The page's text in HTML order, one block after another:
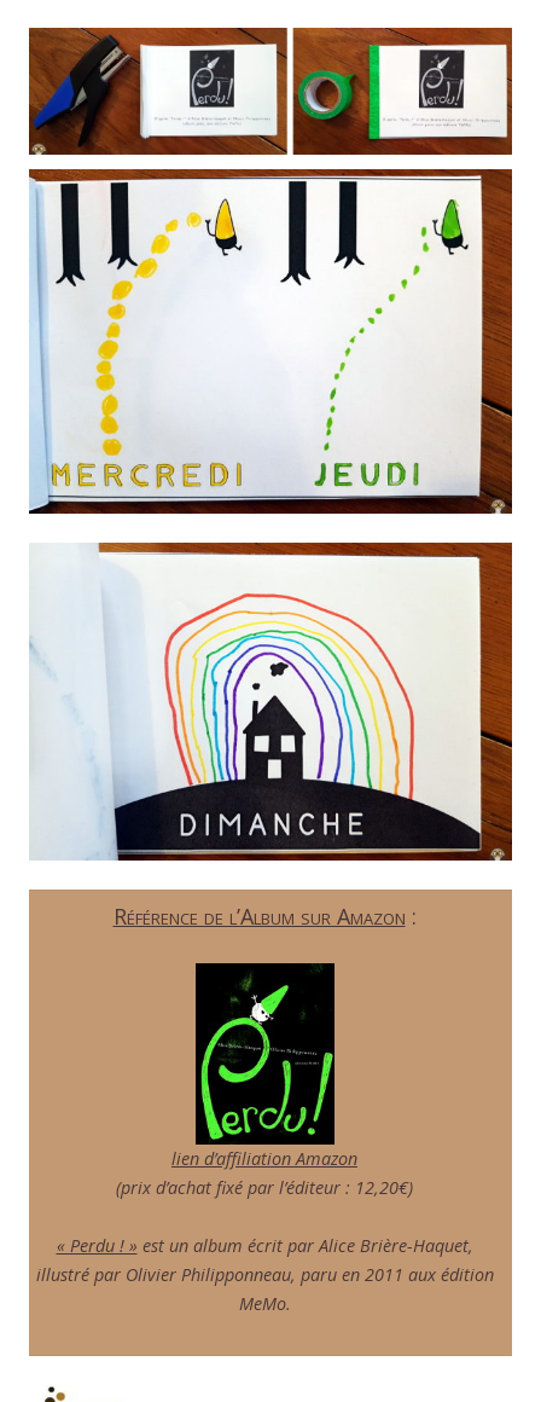
Référence de l’Album sur Amazon :
lien d’affiliation Amazon
(prix d’achat fixé par l’éditeur : 12,20€)
« Perdu ! » est un album écrit par Alice Brière-Haquet,
illustré par Olivier Philipponneau, paru en 2011 aux édition
MeMo.